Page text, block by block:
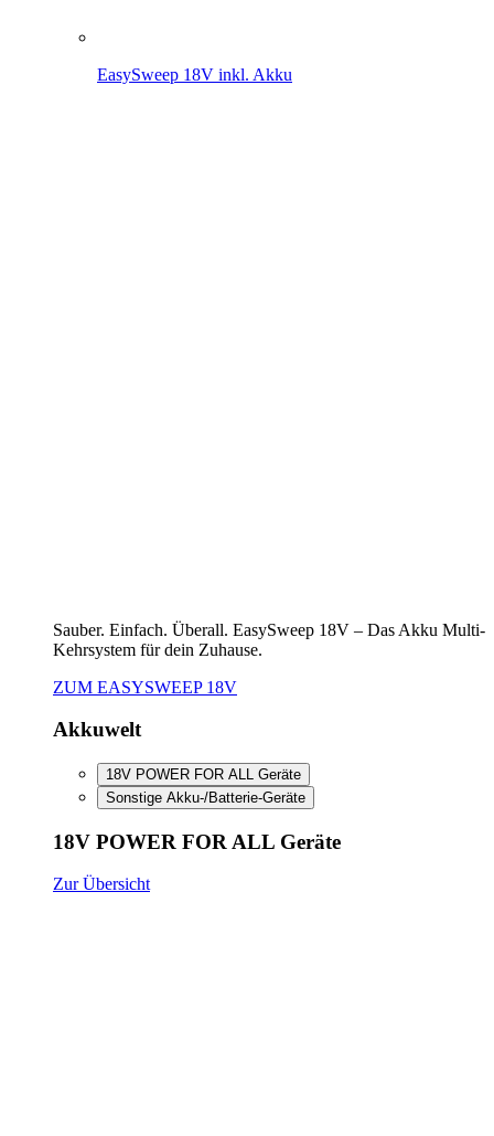
EasySweep 18V inkl. Akku
Sauber. Einfach. Überall. EasySweep 18V – Das Akku Multi-
Kehrsystem für dein Zuhause.
ZUM EASYSWEEP 18V
Akkuwelt
18V POWER FOR ALL Geräte
Sonstige Akku-/Batterie-Geräte
18V POWER FOR ALL Geräte
Zur Übersicht